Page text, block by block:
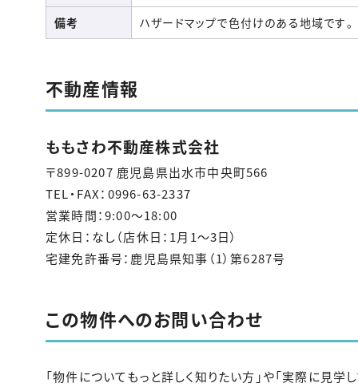
備考
ハザードマップで色付けのある地域です。
不動産情報
ももさわ不動産株式会社
〒899-0207 鹿児島県出水市中央町566
TEL・FAX：0996-63-2337
営業時間：9:00～18:00
定休日：なし（店休日：1月1〜3日）
宅建免許番号：鹿児島県知事（1）第6287号
この物件へのお問い合わせ
「物件についてもっと詳しく知りたい方」や「実際に見学